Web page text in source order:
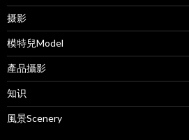
摄影
模特兒Model
產品攝影
知识
風景Scenery